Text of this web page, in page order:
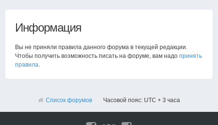
Информация
Вы не приняли правила данного форума в текущей редакции.
Чтобы получить возможность писать на форуме, вам надопринять
правила.
Список форумов Часовой пояс: UTC + 3 часа